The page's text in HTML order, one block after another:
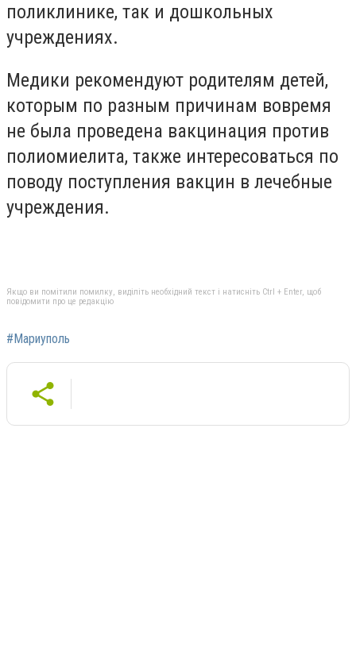
поликлинике, так и дошкольных
учреждениях.
Медики рекомендуют родителям детей,
которым по разным причинам вовремя
не была проведена вакцинация против
полиомиелита, также интересоваться по
поводу поступления вакцин в лечебные
учреждения.
Якщо ви помітили помилку, виділіть необхідний текст і натисніть Ctrl + Enter, щоб
повідомити про це редакцію
#Мариуполь